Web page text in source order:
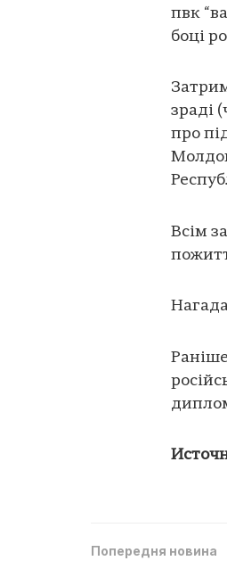
пвк
боці
зраді
про
Всім
Попередня новина